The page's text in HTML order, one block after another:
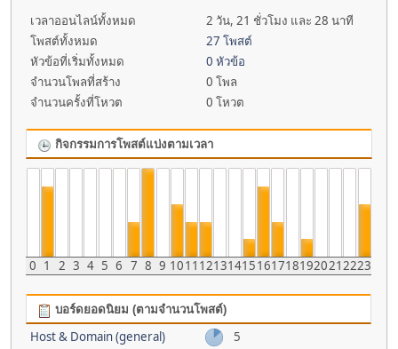
เวลาออนไลน์ทั้งหมด
2 วัน, 21 ชั่วโมง และ 28 นาที
โพสต์ทั้งหมด
27 โพสต์
หัวข้อที่เริ่มทั้งหมด
0 หัวข้อ
จำนวนโพลที่สร้าง
0 โพล
จำนวนครั้งที่โหวต
0 โหวต
กิจกรรมการโพสต์แบ่งตามเวลา
0 1 2 3 4 5 6 7 8 9 1011 121314151617181920212223
บอร์ดยอดนิยม (ตามจำนวนโพสต์)
Host & Domain (general)
5